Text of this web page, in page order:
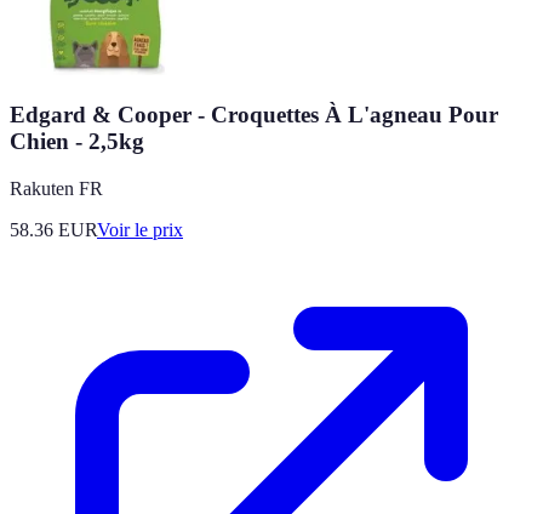
Edgard & Cooper - Croquettes À L'agneau Pour
Chien - 2,5kg
Rakuten FR
58.36 EURVoir le prix